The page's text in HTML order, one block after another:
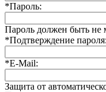
*Пароль:
Пароль должен быть не
*Подтверждение пароля:
*E-Mail:
Защита от